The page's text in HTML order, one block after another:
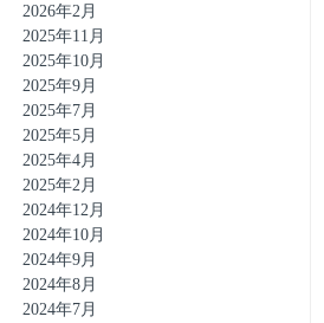
2026年2月
2025年11月
2025年10月
2025年9月
2025年7月
2025年5月
2025年4月
2025年2月
2024年12月
2024年10月
2024年9月
2024年8月
2024年7月